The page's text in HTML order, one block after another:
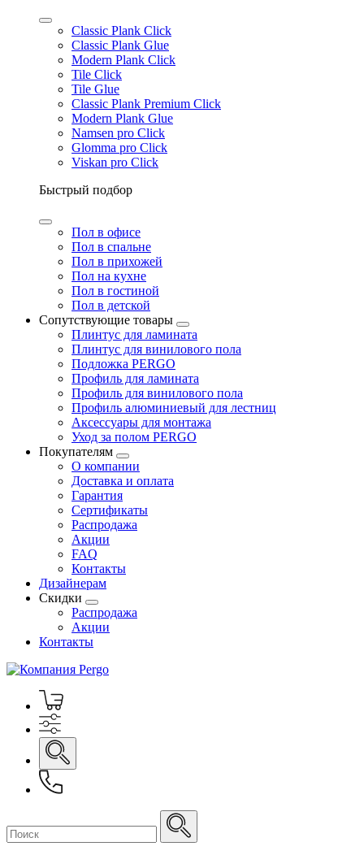
Classic Plank Click
Classic Plank Glue
Modern Plank Click
Tile Click
Tile Glue
Classic Plank Premium Click
Modern Plank Glue
Namsen pro Click
Glomma pro Click
Viskan pro Click
Быстрый подбор
Пол в офисе
Пол в спальне
Пол в прихожей
Пол на кухне
Пол в гостиной
Пол в детской
Сопутствующие товары
Плинтус для ламината
Плинтус для винилового пола
Подложка PERGO
Профиль для ламината
Профиль для винилового пола
Профиль алюминиевый для лестниц
Аксессуары для монтажа
Уход за полом PERGO
Покупателям
О компании
Доставка и оплата
Гарантия
Сертификаты
Распродажа
Акции
FAQ
Контакты
Дизайнерам
Скидки
Распродажа
Акции
Контакты